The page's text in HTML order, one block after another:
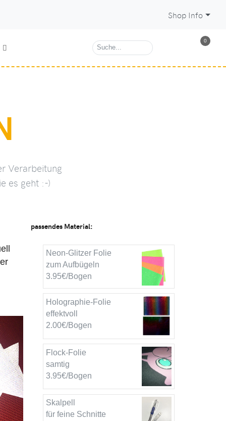
Shop Info
0
Verarbeitung
es geht :-)
passendes Material:
Neon-Glitzer Folie
zum Aufbügeln
3.95€/Bogen
Holographie-Folie
effektvoll
2.00€/Bogen
Flock-Folie
samtig
3.95€/Bogen
Skalpell
für feine Schnitte